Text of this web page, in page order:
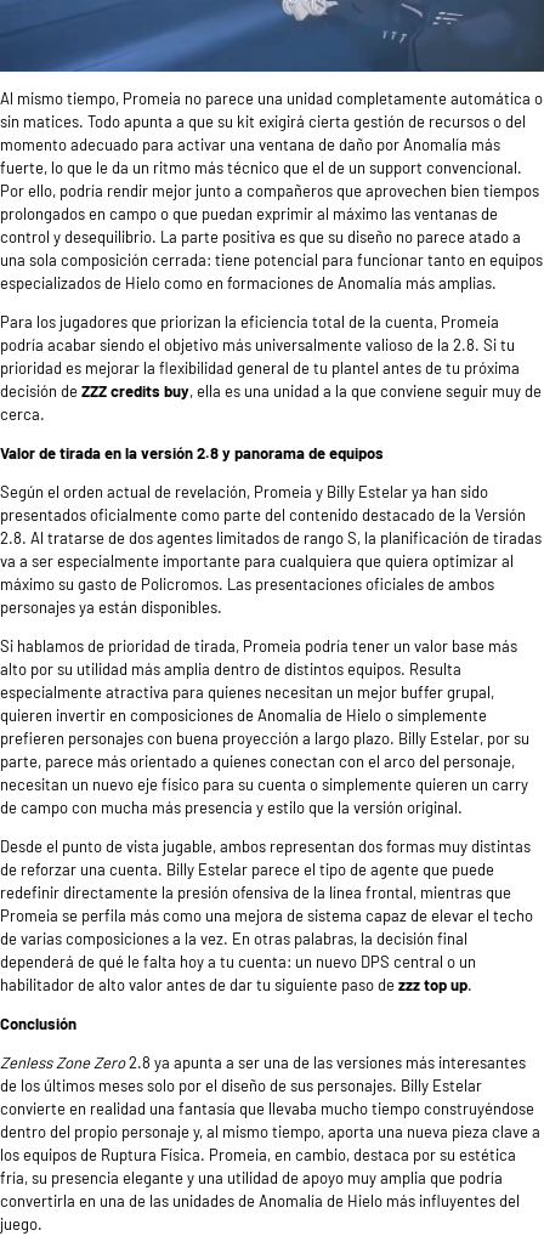
Al mismo tiempo, Promeia no parece una unidad completamente automática o
sin matices. Todo apunta a que su kit exigirá cierta gestión de recursos o del
momento adecuado para activar una ventana de daño por Anomalía más
fuerte, lo que le da un ritmo más técnico que el de un support convencional.
Por ello, podría rendir mejor junto a compañeros que aprovechen bien tiempos
prolongados en campo o que puedan exprimir al máximo las ventanas de
control y desequilibrio. La parte positiva es que su diseño no parece atado a
una sola composición cerrada: tiene potencial para funcionar tanto en equipos
especializados de Hielo como en formaciones de Anomalía más amplias.
Para los jugadores que priorizan la eficiencia total de la cuenta, Promeia
podría acabar siendo el objetivo más universalmente valioso de la 2.8. Si tu
prioridad es mejorar la flexibilidad general de tu plantel antes de tu próxima
decisión deZZZ credits buy, ella es una unidad a la que conviene seguir muy de
cerca.
Valor de tirada en la versión 2.8 y panorama de equipos
Según el orden actual de revelación, Promeia y Billy Estelar ya han sido
presentados oficialmente como parte del contenido destacado de la Versión
2.8. Al tratarse de dos agentes limitados de rango S, la planificación de tiradas
va a ser especialmente importante para cualquiera que quiera optimizar al
máximo su gasto de Policromos. Las presentaciones oficiales de ambos
personajes ya están disponibles.
Si hablamos de prioridad de tirada, Promeia podría tener un valor base más
alto por su utilidad más amplia dentro de distintos equipos. Resulta
especialmente atractiva para quienes necesitan un mejor buffer grupal,
quieren invertir en composiciones de Anomalía de Hielo o simplemente
prefieren personajes con buena proyección a largo plazo. Billy Estelar, por su
parte, parece más orientado a quienes conectan con el arco del personaje,
necesitan un nuevo eje físico para su cuenta o simplemente quieren un carry
de campo con mucha más presencia y estilo que la versión original.
Desde el punto de vista jugable, ambos representan dos formas muy distintas
de reforzar una cuenta. Billy Estelar parece el tipo de agente que puede
redefinir directamente la presión ofensiva de la línea frontal, mientras que
Promeia se perfila más como una mejora de sistema capaz de elevar el techo
de varias composiciones a la vez. En otras palabras, la decisión final
dependerá de qué le falta hoy a tu cuenta: un nuevo DPS central o un
habilitador de alto valor antes de dar tu siguiente paso dezzz top up.
Conclusión
Zenless Zone Zero2.8 ya apunta a ser una de las versiones más interesantes
de los últimos meses solo por el diseño de sus personajes. Billy Estelar
convierte en realidad una fantasía que llevaba mucho tiempo construyéndose
dentro del propio personaje y, al mismo tiempo, aporta una nueva pieza clave a
los equipos de Ruptura Física. Promeia, en cambio, destaca por su estética
fría, su presencia elegante y una utilidad de apoyo muy amplia que podría
convertirla en una de las unidades de Anomalía de Hielo más influyentes del
juego.